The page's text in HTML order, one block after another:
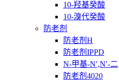
10-羟基癸酸
10-溴代癸酸
防老剂
防老剂H
防老剂IPPD
N-甲基-N′,N′-二
防老剂4020